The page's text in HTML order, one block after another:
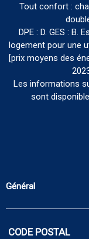
Tout confort :
DPE : D. GES : B.
logement pour une
[prix moyens des
Les informations
sont
Général
Caractérisque
CODE POSTAL